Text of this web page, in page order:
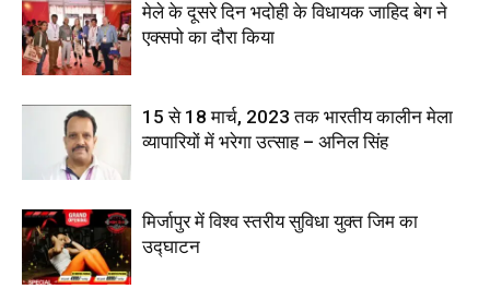
मेले के दूसरे दिन भदोही के विधायक जाहिद बेग ने
एक्सपो का दौरा किया
15 से 18 मार्च, 2023 तक भारतीय कालीन मेला
व्यापारियों में भरेगा उत्साह – अनिल सिंह
मिर्जापुर में विश्व स्तरीय सुविधा युक्त जिम का
उद्घाटन